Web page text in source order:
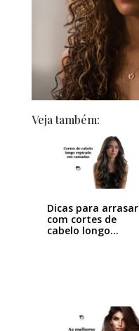
Veja também:
Dicas para arrasar
com cortes de
cabelo longo…